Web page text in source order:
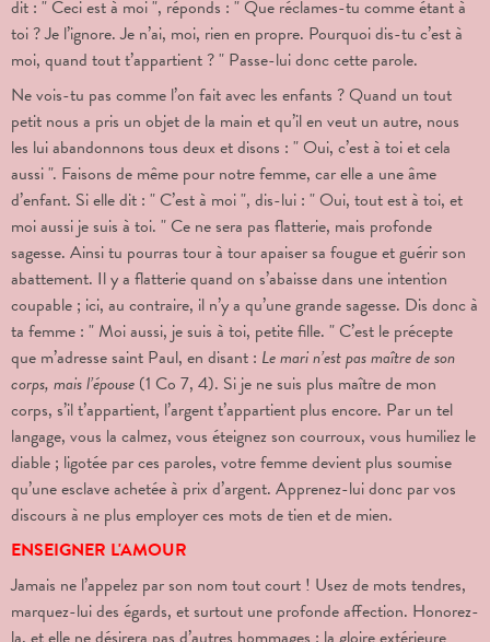
dit : " Ceci est à moi ", réponds : " Que réclames-tu comme étant à
toi ? Je l’ignore. Je n’ai, moi, rien en propre. Pourquoi dis-tu c’est à
moi, quand tout t’appartient ? " Passe-lui donc cette parole.
Ne vois-tu pas comme l’on fait avec les enfants ? Quand un tout
petit nous a pris un objet de la main et qu’il en veut un autre, nous
les lui abandonnons tous deux et disons : " Oui, c’est à toi et cela
aussi ". Faisons de même pour notre femme, car elle a une âme
d’enfant. Si elle dit : " C’est à moi ", dis-lui : " Oui, tout est à toi, et
moi aussi je suis à toi. " Ce ne sera pas flatterie, mais profonde
sagesse. Ainsi tu pourras tour à tour apaiser sa fougue et guérir son
abattement. Il y a flatterie quand on s’abaisse dans une intention
coupable ; ici, au contraire, il n’y a qu’une grande sagesse. Dis donc à
ta femme : " Moi aussi, je suis à toi, petite fille. " C’est le précepte
que m’adresse saint Paul, en disant : Le mari n’est pas maître de son
corps, mais l’épouse (1 Co 7, 4). Si je ne suis plus maître de mon
corps, s’il t’appartient, l’argent t’appartient plus encore. Par un tel
langage, vous la calmez, vous éteignez son courroux, vous humiliez le
diable ; ligotée par ces paroles, votre femme devient plus soumise
qu’une esclave achetée à prix d’argent. Apprenez-lui donc par vos
discours à ne plus employer ces mots de tien et de mien.
ENSEIGNER L'AMOUR
Jamais ne l’appelez par son nom tout court ! Usez de mots tendres,
marquez-lui des égards, et surtout une profonde affection. Honorez-